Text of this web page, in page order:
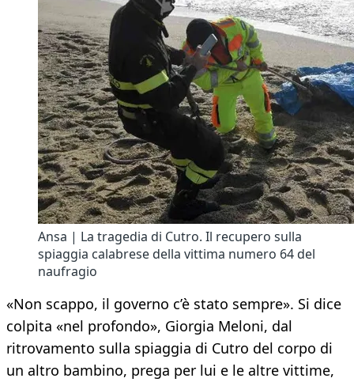
Ansa | La tragedia di Cutro. Il recupero sulla
spiaggia calabrese della vittima numero 64 del
naufragio
«Non scappo, il governo c’è stato sempre». Si dice
colpita «nel profondo», Giorgia Meloni, dal
ritrovamento sulla spiaggia di Cutro del corpo di
un altro bambino, prega per lui e le altre vittime,